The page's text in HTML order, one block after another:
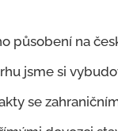
působení na
jsme si
se